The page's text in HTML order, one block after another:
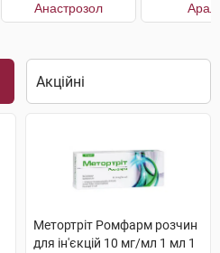
Анастрозол
Метортріт Ромфарм розчин
для ін'єкцій 10 мг/мл 1 мл 1